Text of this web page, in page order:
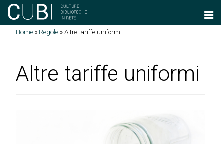
Salta al contenuto principale
Home » Regole »Altre tariffe uniformi
Altre tariffe uniformi